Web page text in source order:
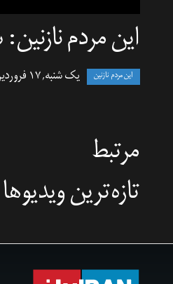
این مردم
این مردم نازنین یک شنبه, ۱۷ فروردین ۱۳۹۹ ۰۰:۰۰
مرتبط
تازه‌‌ترین ویدیوها